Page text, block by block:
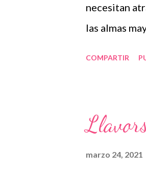
necesitan
las almas
COMPARTIR
marzo 24, 2021